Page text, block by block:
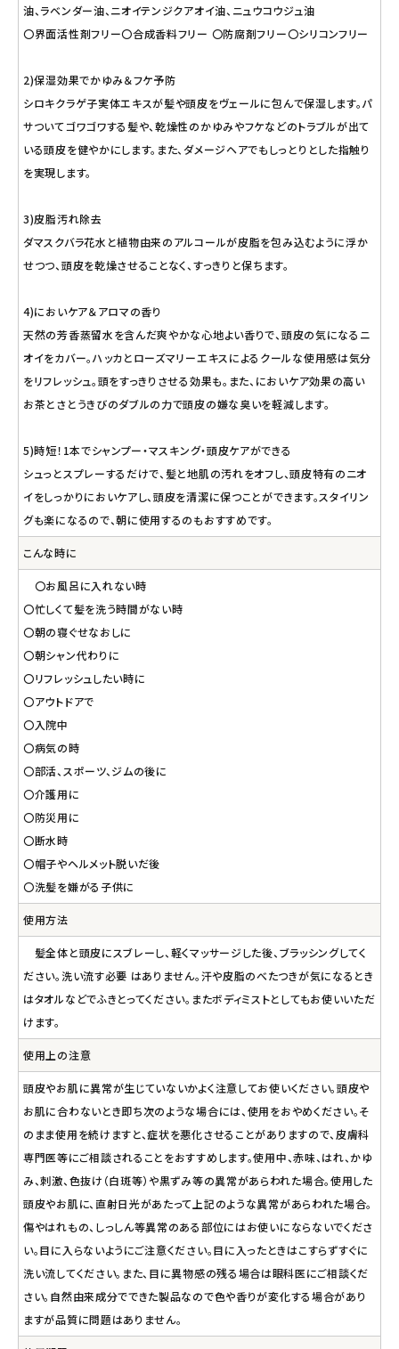
油、ラベンダー油、ニオイテンジクアオイ油、ニュウコウジュ油
〇界面活性剤フリー〇合成香料フリー 〇防腐剤フリー〇シリコンフリー
2)保湿効果でかゆみ＆フケ予防
シロキクラゲ子実体エキスが髪や頭皮をヴェールに包んで保湿します。パ
サついてゴワゴワする髪や、乾燥性のかゆみやフケなどのトラブルが出て
いる頭皮を健やかにします。また、ダメージヘアでもしっとりとした指触り
を実現します。
3)皮脂汚れ除去
ダマスクバラ花水と植物由来のアルコールが皮脂を包み込むように浮か
せつつ、頭皮を乾燥させることなく、すっきりと保ちます。
4)においケア＆アロマの香り
天然の芳香蒸留水を含んだ爽やかな心地よい香りで、頭皮の気になるニ
オイをカバー。ハッカとローズマリーエキスによるクールな使用感は気分
をリフレッシュ。頭をすっきりさせる効果も。また、においケア効果の高い
お茶とさとうきびのダブルの力で頭皮の嫌な臭いを軽減します。
5)時短！1本でシャンプー・マスキング・頭皮ケアができる
シュっとスプレーするだけで、髪と地肌の汚れをオフし、頭皮特有のニオ
イをしっかりにおいケアし、頭皮を清潔に保つことができます。スタイリン
グも楽になるので、朝に使用するのもおすすめです。
こんな時に
〇お風呂に入れない時
〇忙しくて髪を洗う時間がない時
〇朝の寝ぐせなおしに
〇朝シャン代わりに
〇リフレッシュしたい時に
〇アウトドアで
〇入院中
〇病気の時
〇部活、スポーツ、ジムの後に
〇介護用に
〇防災用に
〇断水時
〇帽子やヘルメット脱いだ後
〇洗髪を嫌がる子供に
使用方法
髪全体と頭皮にスブレーし、軽くマッサージした後、ブラッシングしてく
ださい。洗い流す必要 はありません。汗や皮脂のべたつきが気になるとき
はタオルなどでふきとってください。またボディミストとしてもお使いいただ
けます。
使用上の注意
頭皮やお肌に異常が生じていないかよく注意してお使いください。頭皮や
お肌に合わないとき即ち次のような場合には、使用をおやめください。そ
のまま使用を続けますと、症状を悪化させることがありますので、皮膚科
専門医等にご相談されることをおすすめします。使用中、赤味、はれ、かゆ
み、刺激、色抜け（白斑等）や黒ずみ等の異常があらわれた場合。使用した
頭皮やお肌に、直射日光があたって上記のような異常があらわれた場合。
傷やはれもの、しっしん等異常のある部位にはお使いにならないでくださ
い。目に入らないようにご注意ください。目に入ったときはこすらずすぐに
洗い流してください。また、目に異物感の残る場合は眼科医にご相談くだ
さい。自然由来成分でできた製品なので色や香りが変化する場合があり
ますが品質に問題はありません。